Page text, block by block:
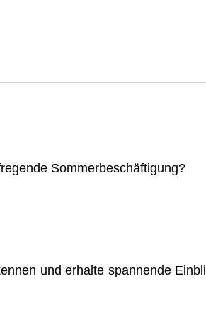
Sommerbeschäftigung?
und erhalte spannende